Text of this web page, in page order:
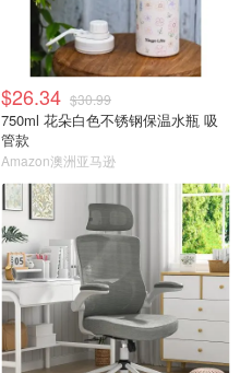
$26.34 $30.99
750ml 花朵白色不锈钢保温水瓶 吸
管款
Amazon澳洲亚马逊